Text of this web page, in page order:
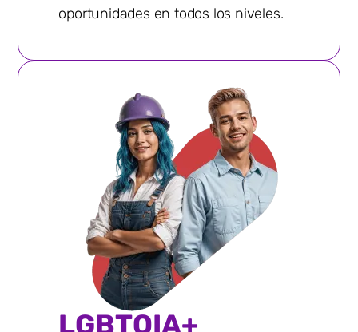
oportunidades en todos los niveles.
LGBTQIA+